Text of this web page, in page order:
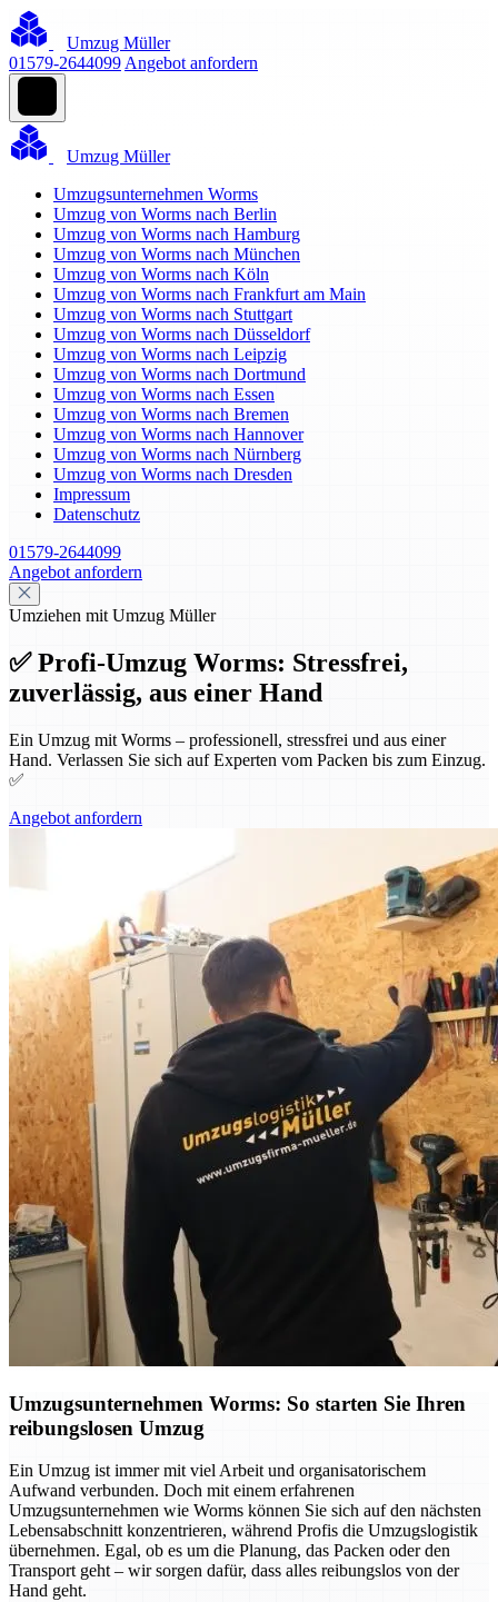
Umzug Müller
01579-2644099 Angebot anfordern
Umzug Müller
Umzugsunternehmen Worms
Umzug von Worms nach Berlin
Umzug von Worms nach Hamburg
Umzug von Worms nach München
Umzug von Worms nach Köln
Umzug von Worms nach Frankfurt am Main
Umzug von Worms nach Stuttgart
Umzug von Worms nach Düsseldorf
Umzug von Worms nach Leipzig
Umzug von Worms nach Dortmund
Umzug von Worms nach Essen
Umzug von Worms nach Bremen
Umzug von Worms nach Hannover
Umzug von Worms nach Nürnberg
Umzug von Worms nach Dresden
Impressum
Datenschutz
01579-2644099
Angebot anfordern
Umziehen mit Umzug Müller
✅ Profi-Umzug Worms: Stressfrei,
zuverlässig, aus einer Hand
Ein Umzug mit Worms – professionell, stressfrei und aus einer
Hand. Verlassen Sie sich auf Experten vom Packen bis zum Einzug.
✅
Angebot anfordern
Umzugsunternehmen Worms: So starten Sie Ihren
reibungslosen Umzug
Ein Umzug ist immer mit viel Arbeit und organisatorischem
Aufwand verbunden. Doch mit einem erfahrenen
Umzugsunternehmen wie Worms können Sie sich auf den nächsten
Lebensabschnitt konzentrieren, während Profis die Umzugslogistik
übernehmen. Egal, ob es um die Planung, das Packen oder den
Transport geht – wir sorgen dafür, dass alles reibungslos von der
Hand geht.